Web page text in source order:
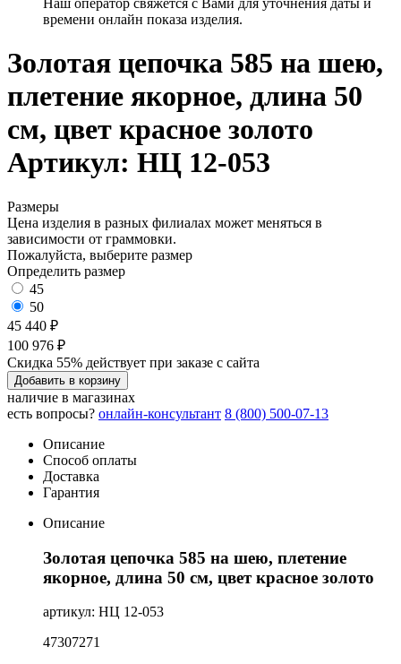
Наш оператор свяжется с Вами для уточнения даты и
времени онлайн показа изделия.
Золотая цепочка 585 на шею,
плетение якорное, длина 50
см, цвет красное золото
Артикул: НЦ 12-053
Размеры
Цена изделия в разных филиалах может меняться в
зависимости от граммовки.
Пожалуйста, выберите размер
Определить размер
45
50
45 440 ₽
100 976 ₽
Скидка 55% действует при заказе с сайта
Добавить в корзину
наличие в магазинах
есть вопросы? онлайн-консультант 8 (800) 500-07-13
Описание
Способ оплаты
Доставка
Гарантия
Описание
Золотая цепочка 585 на шею, плетение
якорное, длина 50 см, цвет красное золото
артикул: НЦ 12-053
47307271